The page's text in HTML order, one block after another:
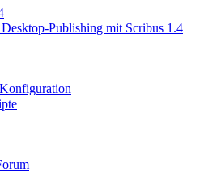
Publishing mit Scribus 1.4